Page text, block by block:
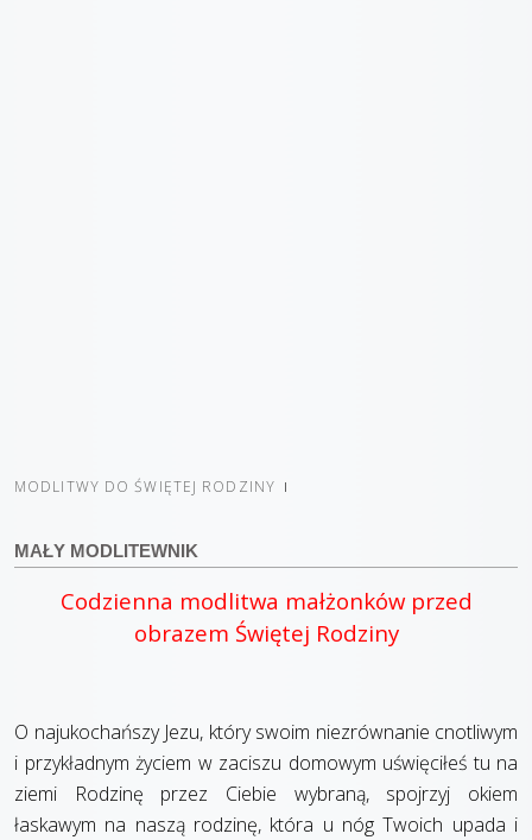
MODLITWY DO ŚWIĘTEJ RODZINY
MAŁY MODLITEWNIK
Codzienna modlitwa małżonków przed
obrazem Świętej Rodziny
O najukochańszy Jezu, który swoim niezrównanie cnotliwym
i przykładnym życiem w zaciszu domowym uświęciłeś tu na
ziemi Rodzinę przez Ciebie wybraną, spojrzyj okiem
łaskawym na naszą rodzinę, która u nóg Twoich upada i